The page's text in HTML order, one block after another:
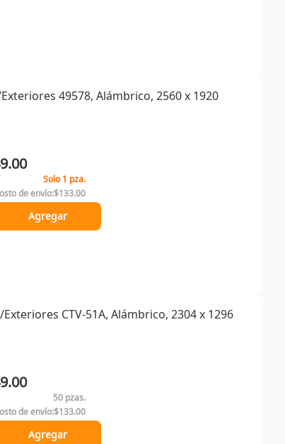
49578, Alámbrico, 2560 x 1920
de envío:$133.00
Solo 1 pza.
Agregar
CTV-51A, Alámbrico, 2304 x 1296
de envío:$133.00
50 pzas.
Agregar